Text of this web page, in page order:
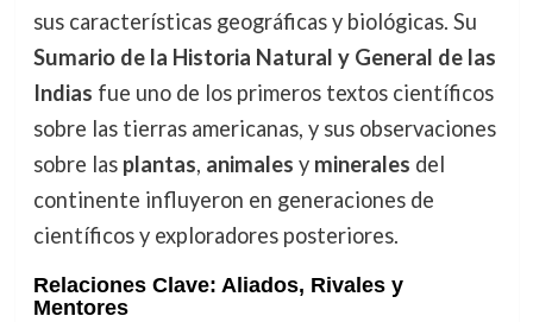
sus características geográficas y biológicas. Su
Sumario de la Historia Natural y General de las
Indias fue uno de los primeros textos científicos
sobre las tierras americanas, y sus observaciones
sobre las plantas, animales y minerales del
continente influyeron en generaciones de
científicos y exploradores posteriores.
Relaciones Clave: Aliados, Rivales y
Mentores